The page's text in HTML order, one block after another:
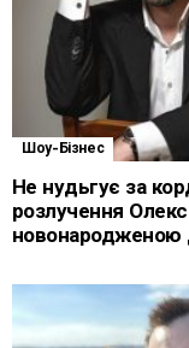
Шоу-Бізнес
Не нудьгує за
розлучення
новонародженою